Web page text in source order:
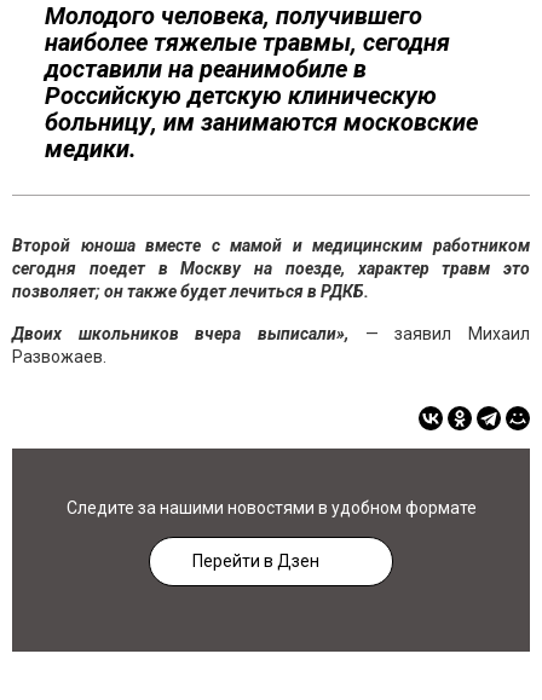
Молодого человека, получившего
наиболее тяжелые травмы, сегодня
доставили на реанимобиле в
Российскую детскую клиническую
больницу, им занимаются московские
медики.
Второй юноша вместе с мамой и медицинским работником
сегодня поедет в Москву на поезде, характер травм это
позволяет; он также будет лечиться в РДКБ.
Двоих школьников вчера выписали», — заявил Михаил
Развожаев.
Следите за нашими новостями в удобном формате
Перейти в Дзен